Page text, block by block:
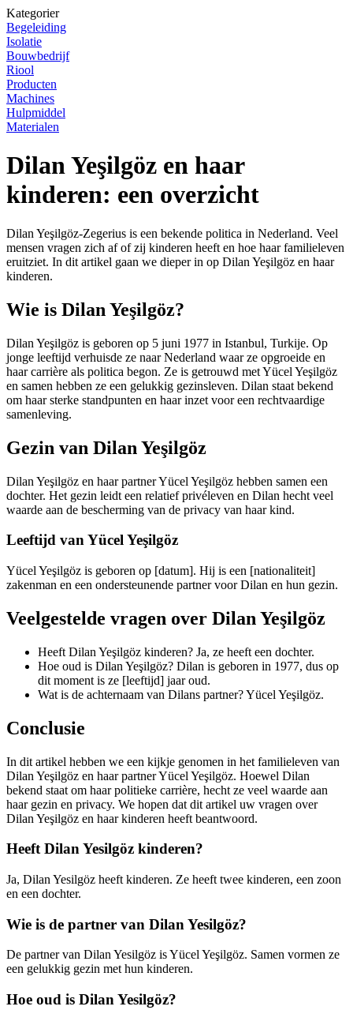
Kategorier
Begeleiding
Isolatie
Bouwbedrijf
Riool
Producten
Machines
Hulpmiddel
Materialen
Dilan Yeşilgöz en haar
kinderen: een overzicht
Dilan Yeşilgöz-Zegerius is een bekende politica in Nederland. Veel
mensen vragen zich af of zij kinderen heeft en hoe haar familieleven
eruitziet. In dit artikel gaan we dieper in op Dilan Yeşilgöz en haar
kinderen.
Wie is Dilan Yeşilgöz?
Dilan Yeşilgöz is geboren op 5 juni 1977 in Istanbul, Turkije. Op
jonge leeftijd verhuisde ze naar Nederland waar ze opgroeide en
haar carrière als politica begon. Ze is getrouwd met Yücel Yeşilgöz
en samen hebben ze een gelukkig gezinsleven. Dilan staat bekend
om haar sterke standpunten en haar inzet voor een rechtvaardige
samenleving.
Gezin van Dilan Yeşilgöz
Dilan Yeşilgöz en haar partner Yücel Yeşilgöz hebben samen een
dochter. Het gezin leidt een relatief privéleven en Dilan hecht veel
waarde aan de bescherming van de privacy van haar kind.
Leeftijd van Yücel Yeşilgöz
Yücel Yeşilgöz is geboren op [datum]. Hij is een [nationaliteit]
zakenman en een ondersteunende partner voor Dilan en hun gezin.
Veelgestelde vragen over Dilan Yeşilgöz
Heeft Dilan Yeşilgöz kinderen? Ja, ze heeft een dochter.
Hoe oud is Dilan Yeşilgöz? Dilan is geboren in 1977, dus op
dit moment is ze [leeftijd] jaar oud.
Wat is de achternaam van Dilans partner? Yücel Yeşilgöz.
Conclusie
In dit artikel hebben we een kijkje genomen in het familieleven van
Dilan Yeşilgöz en haar partner Yücel Yeşilgöz. Hoewel Dilan
bekend staat om haar politieke carrière, hecht ze veel waarde aan
haar gezin en privacy. We hopen dat dit artikel uw vragen over
Dilan Yeşilgöz en haar kinderen heeft beantwoord.
Heeft Dilan Yesilgöz kinderen?
Ja, Dilan Yesilgöz heeft kinderen. Ze heeft twee kinderen, een zoon
en een dochter.
Wie is de partner van Dilan Yesilgöz?
De partner van Dilan Yesilgöz is Yücel Yeşilgöz. Samen vormen ze
een gelukkig gezin met hun kinderen.
Hoe oud is Dilan Yesilgöz?